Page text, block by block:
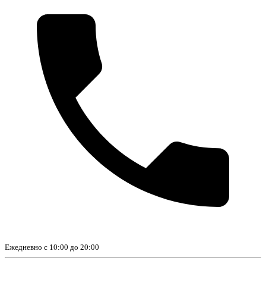
Ежедневно с 10:00 до 20:00